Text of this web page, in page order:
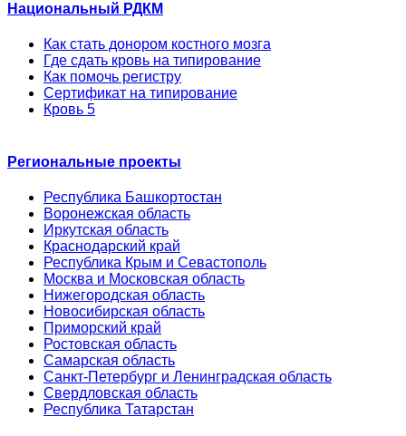
Национальный РДКМ
Как стать донором костного мозга
Где сдать кровь на типирование
Как помочь регистру
Сертификат на типирование
Кровь 5
Региональные проекты
Республика Башкортостан
Воронежская область
Иркутская область
Краснодарский край
Республика Крым и Севастополь
Москва и Московская область
Нижегородская область
Новосибирская область
Приморский край
Ростовская область
Самарская область
Санкт-Петербург и Ленинградская область
Свердловская область
Республика Татарстан